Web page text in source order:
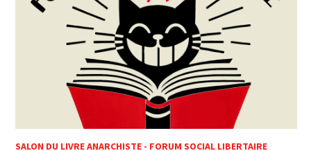
SALON DU LIVRE ANARCHISTE - FORUM SOCIAL LIBERTAIRE